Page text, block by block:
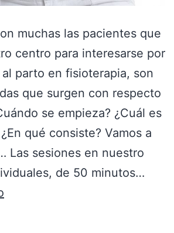
muchas las pacientes que
centro para interesarse por
parto en fisioterapia, son
que surgen con respecto
se empieza? ¿Cuál es
qué consiste? Vamos a
Las sesiones en nuestro
de 50 minutos…